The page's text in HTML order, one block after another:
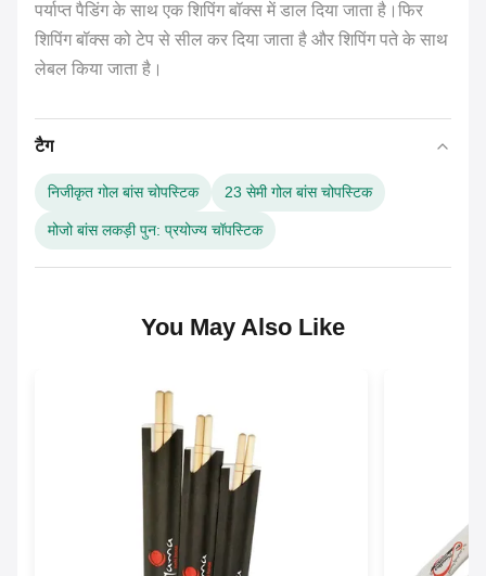
पर्याप्त पैडिंग के साथ एक शिपिंग बॉक्स में डाल दिया जाता है।फिर
शिपिंग बॉक्स को टेप से सील कर दिया जाता है और शिपिंग पते के साथ
लेबल किया जाता है।
टैग
निजीकृत गोल बांस चोपस्टिक 23 सेमी गोल बांस चोपस्टिक
मोजो बांस लकड़ी पुन: प्रयोज्य चॉपस्टिक
You May Also Like